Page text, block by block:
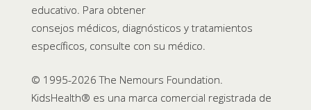
educativo. Para obtener
consejos médicos, diagnósticos y tratamientos
específicos, consulte con su médico.
© 1995-2026 The Nemours Foundation.
KidsHealth® es una marca comercial registrada de